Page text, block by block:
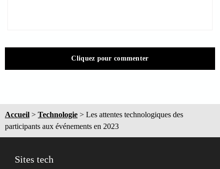
Cliquez pour commenter
Accueil > Technologie > Les attentes technologiques des
participants aux événements en 2023
Sites tech